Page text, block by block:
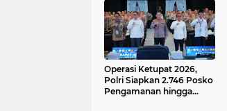
Operasi Ketupat 2026,
Polri Siapkan 2.746 Posko
Pengamanan hingga